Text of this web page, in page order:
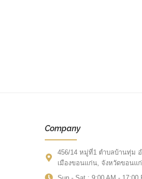
Company
456/14 หมู่ที่1 ตำบลบ้านทุ่ม อ
เมืองขอนแก่น, จังหวัดขอนแ